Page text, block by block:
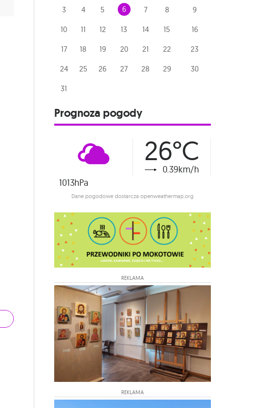
3 4 5 6 7 8 9
10 11 12 13 14 15 16
17 18 19 20 21 22 23
24 25 26 27 28 29 30
31
Prognoza pogody
26°C
0.39km/h
1013hPa
Dane pogodowe dostarcza openweathermap.org
REKLAMA
REKLAMA